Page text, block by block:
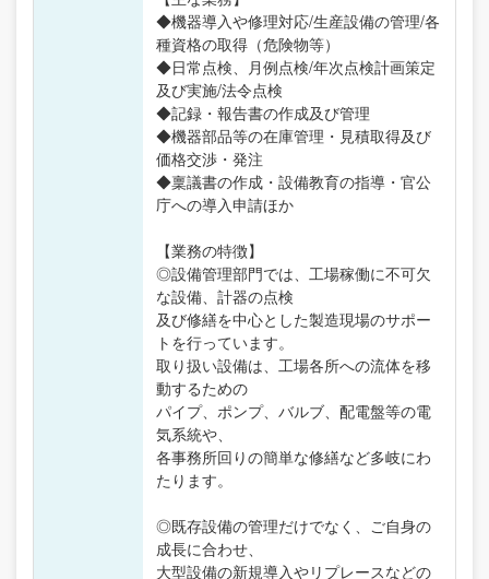
◆機器導入や修理対応/生産設備の管理/各
種資格の取得（危険物等）
◆日常点検、月例点検/年次点検計画策定
及び実施/法令点検
◆記録・報告書の作成及び管理
◆機器部品等の在庫管理・見積取得及び
価格交渉・発注
◆稟議書の作成・設備教育の指導・官公
庁への導入申請ほか
【業務の特徴】
◎設備管理部門では、工場稼働に不可欠
な設備、計器の点検
及び修繕を中心とした製造現場のサポー
トを行っています。
取り扱い設備は、工場各所への流体を移
動するための
パイプ、ポンプ、バルブ、配電盤等の電
気系統や、
各事務所回りの簡単な修繕など多岐にわ
たります。
◎既存設備の管理だけでなく、ご自身の
成長に合わせ、
大型設備の新規導入やリプレースなどの